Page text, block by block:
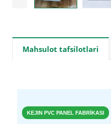
Mahsulot tafsilotlari
KEJIN PVC PANEL FABRİKASI